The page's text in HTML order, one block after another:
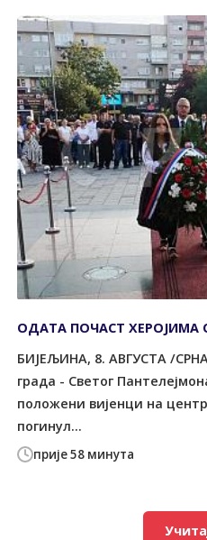
прије 58 минута
ОДАТА ПОЧАСТ ХЕРОЈИМА
БИЈЕЉИНА, 8. АВГУСТА /
града - Светог
положени вијенци на
погинул...